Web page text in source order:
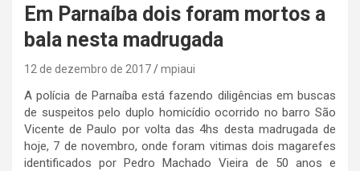
Em Parnaíba dois foram mortos a
bala nesta madrugada
12 de dezembro de 2017 mpiaui
A polícia de Parnaíba está fazendo diligências em buscas
de suspeitos pelo duplo homicídio ocorrido no barro São
Vicente de Paulo por volta das 4hs desta madrugada de
hoje, 7 de novembro, onde foram vitimas dois magarefes
identificados por Pedro Machado Vieira de 50 anos e